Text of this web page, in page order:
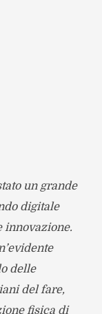
un grande
digi­tale
inno­va­zione.
delle
del fare,
fisica di